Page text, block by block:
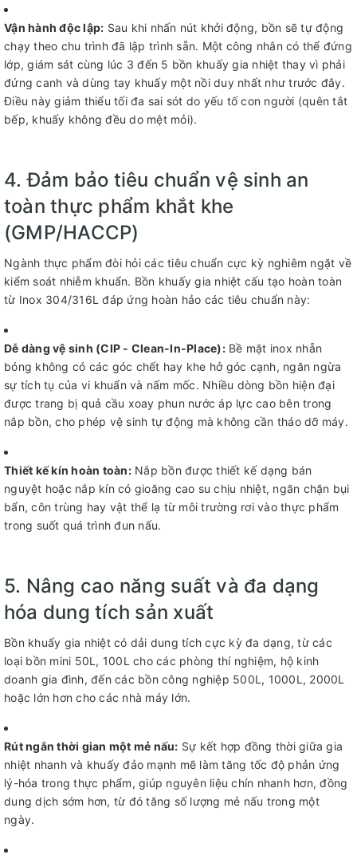
Vận hành độc lập: Sau khi nhấn nút khởi động, bồn sẽ tự động
chạy theo chu trình đã lập trình sẵn. Một công nhân có thể đứng
lớp, giám sát cùng lúc 3 đến 5 bồn khuấy gia nhiệt thay vì phải
đứng canh và dùng tay khuấy một nồi duy nhất như trước đây.
Điều này giảm thiểu tối đa sai sót do yếu tố con người (quên tắt
bếp, khuấy không đều do mệt mỏi).
4. Đảm bảo tiêu chuẩn vệ sinh an
toàn thực phẩm khắt khe
(GMP/HACCP)
Ngành thực phẩm đòi hỏi các tiêu chuẩn cực kỳ nghiêm ngặt về
kiểm soát nhiễm khuẩn. Bồn khuấy gia nhiệt cấu tạo hoàn toàn
từ Inox 304/316L đáp ứng hoàn hảo các tiêu chuẩn này:
Dễ dàng vệ sinh (CIP - Clean-In-Place):Bề mặt inox nhẵn
bóng không có các góc chết hay khe hở góc cạnh, ngăn ngừa
sự tích tụ của vi khuẩn và nấm mốc. Nhiều dòng bồn hiện đại
được trang bị quả cầu xoay phun nước áp lực cao bên trong
nắp bồn, cho phép vệ sinh tự động mà không cần tháo dỡ máy.
Thiết kế kín hoàn toàn:Nắp bồn được thiết kế dạng bán
nguyệt hoặc nắp kín có gioăng cao su chịu nhiệt, ngăn chặn bụi
bẩn, côn trùng hay vật thể lạ từ môi trường rơi vào thực phẩm
trong suốt quá trình đun nấu.
5. Nâng cao năng suất và đa dạng
hóa dung tích sản xuất
Bồn khuấy gia nhiệt có dải dung tích cực kỳ đa dạng, từ các
loại bồn mini 50L, 100L cho các phòng thí nghiệm, hộ kinh
doanh gia đình, đến các bồn công nghiệp 500L, 1000L, 2000L
hoặc lớn hơn cho các nhà máy lớn.
Rút ngắn thời gian một mẻ nấu: Sự kết hợp đồng thời giữa gia
nhiệt nhanh và khuấy đảo mạnh mẽ làm tăng tốc độ phản ứng
lý-hóa trong thực phẩm, giúp nguyên liệu chín nhanh hơn, đồng
dung dịch sớm hơn, từ đó tăng số lượng mẻ nấu trong một
ngày.